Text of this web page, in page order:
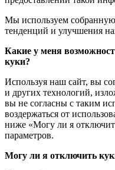
Мы используем
тенденций и улучшения
Какие у меня
куки?
Используя наш сайт, вы
и других технологий,
вы не согласны с таким
воздержаться от
ниже «Могу ли я
параметров.
Могу ли я отключить